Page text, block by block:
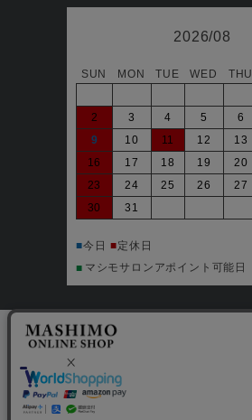
2026/08
SUN MON TUE WED THU
2
3 4 5 6
9
10 11 12 13
16
17 18 19 20
23
24 25 26 27
30
31
■今日 ■定休日
■ マシモサロンアポイント可能日